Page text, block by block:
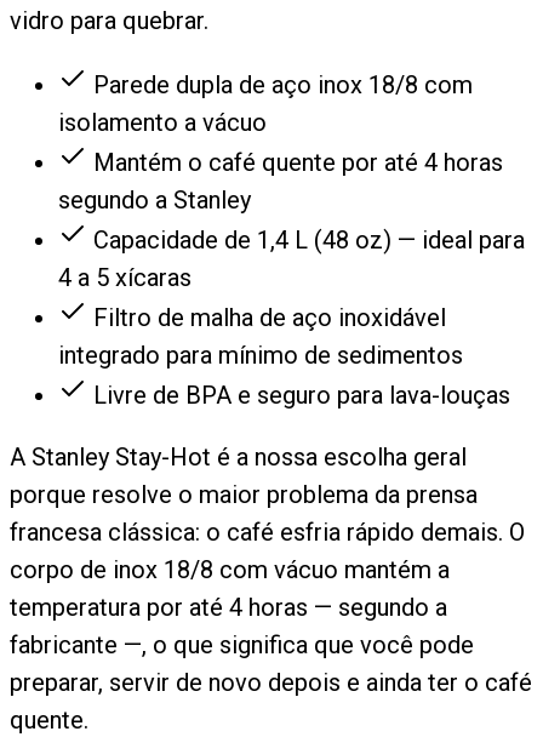
vidro para quebrar.
Parede dupla de aço inox 18/8 com
isolamento a vácuo
Mantém o café quente por até 4 horas
segundo a Stanley
Capacidade de 1,4 L (48 oz) — ideal para
4 a 5 xícaras
Filtro de malha de aço inoxidável
integrado para mínimo de sedimentos
Livre de BPA e seguro para lava-louças
A Stanley Stay-Hot é a nossa escolha geral
porque resolve o maior problema da prensa
francesa clássica: o café esfria rápido demais. O
corpo de inox 18/8 com vácuo mantém a
temperatura por até 4 horas — segundo a
fabricante —, o que significa que você pode
preparar, servir de novo depois e ainda ter o café
quente.